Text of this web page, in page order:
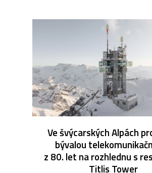
Ve švýcarských Alpách
bývalou
z 80. let na rozhlednu s
Titlis Tower